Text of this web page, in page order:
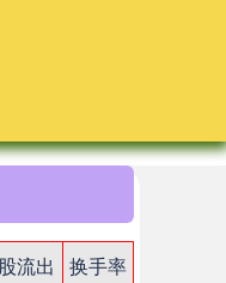
流出
换手率